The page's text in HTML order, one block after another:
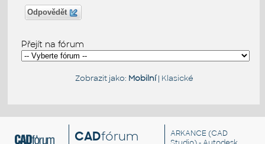
Odpovědět
Přejít na fórum
Zobrazit jako: Mobilní| Klasické
CADfórum ARKANCE (CAD